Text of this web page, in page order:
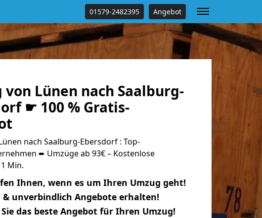
01579-2482395 Angebot
von Lünen nach Saalburg-
☛ 100 % Gratis-
nach Saalburg-Ebersdorf : Top-
➨ Umzüge ab 93€ – Kostenlose
Min.
Ihnen, wenn es um Ihren Umzug geht!
& unverbindlich Angebote erhalten!
das beste Angebot für Ihren Umzug!